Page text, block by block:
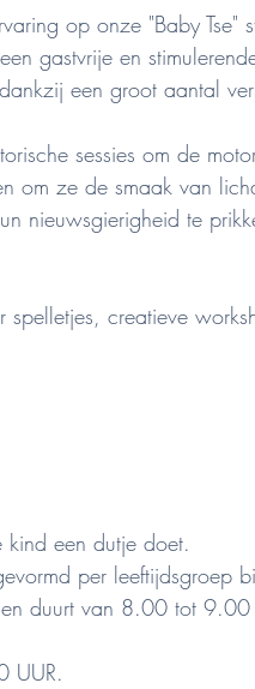
op onze "Baby
gastvrije en
een groot aantal
sessies om de
om ze de smaak van
nieuwsgierigheid te
creatieve
kind een dutje doet.
per leeftijdsgroep
en duurt van 8.00 tot
UUR.